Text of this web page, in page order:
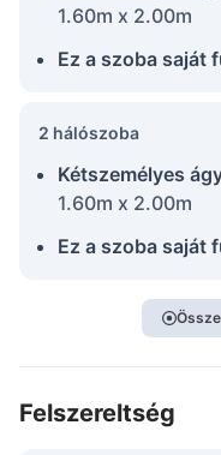
1.60m x 2.00m
Ez a szoba saját
2 hálószoba
Kétszemélyes
1.60m x 2.00m
Ez a szoba saját
Felszereltség